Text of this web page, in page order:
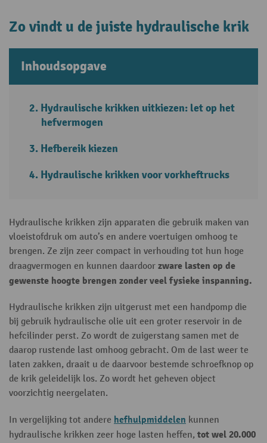
Zo vindt u de juiste hydraulische krik
Inhoudsopgave
Hydraulische krikken uitkiezen: let op het
hefvermogen
Hefbereik kiezen
Hydraulische krikken voor vorkheftrucks
Hydraulische krikken zijn apparaten die gebruik maken van
vloeistofdruk om auto’s en andere voertuigen omhoog te
brengen. Ze zijn zeer compact in verhouding tot hun hoge
draagvermogen en kunnen daardoor zware lasten op de
gewenste hoogte brengen zonder veel fysieke inspanning.
Hydraulische krikken zijn uitgerust met een handpomp die
bij gebruik hydraulische olie uit een groter reservoir in de
hefcilinder perst. Zo wordt de zuigerstang samen met de
daarop rustende last omhoog gebracht. Om de last weer te
laten zakken, draait u de daarvoor bestemde schroefknop op
de krik geleidelijk los. Zo wordt het geheven object
voorzichtig neergelaten.
In vergelijking tot andere hefhulpmiddelen kunnen
hydraulische krikken zeer hoge lasten heffen, tot wel 20.000